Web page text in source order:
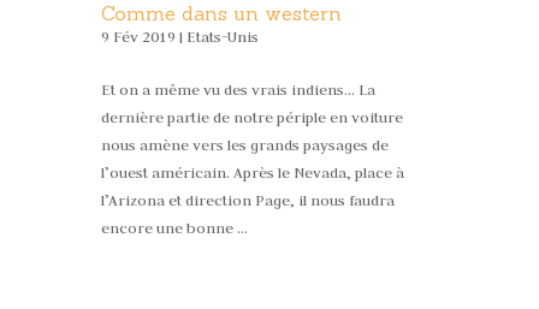
Comme dans un western
9 Fév 2019 | Etats-Unis
Et on a même vu des vrais indiens… La
dernière partie de notre périple en voiture
nous amène vers les grands paysages de
l’ouest américain. Après le Nevada, place à
l’Arizona et direction Page, il nous faudra
encore une bonne …